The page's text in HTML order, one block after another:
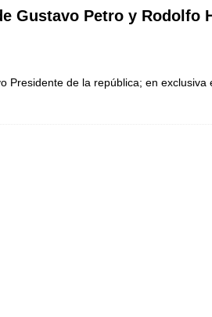
accidente de tránsito JUDICIALES
Vargas
examen toxicológico a exdirectora del Dapre
Gustavo Petro y Rodolfo
Presidente de la república; en exclusiva